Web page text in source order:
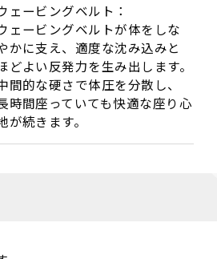
ェービングベルト：
ェービングベルトが体をしな
かに支え、適度な沈み込みと
どよい反発力を生み出します。
間的な硬さで体圧を分散し、
時間座っていても快適な座り心
が続きます。